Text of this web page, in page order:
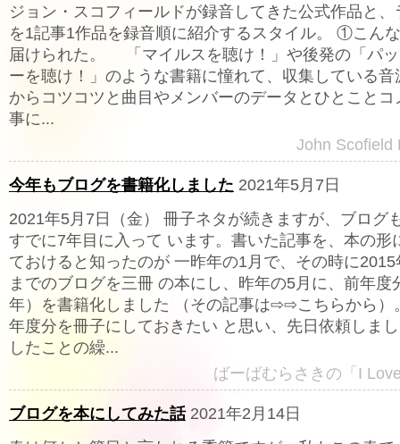
ジョン・スコフィールドが録音してきた公式作品と、
を1記事1作品を録音順に紹介するスタイル。 ①こん
届けられた。 「マイルスを聴け！」や後発の「パ
ーを聴け！」のような書籍に憧れて、収集している音
からコツコツと曲目やメンバーのデータとひとことコ
事に...
John Scofield
今年もブログを書籍化しました 2021年5月7日
2021年5月7日（金） 冊子ネタが続きますが、ブログ
すでに7年目に入って います。書いた記事を、本の形
ておけると知ったのが 一昨年の1月で、その時に
までのブログを三冊 の本にし、昨年の5月に、前年度
年）を書籍化しました （その記事は⇨⇨こちらから）
年度分を冊子にしておきたい と思い、先日依頼しま
したことの繰...
ばーばむらさきの「I
ブログを本にしてみた話 2021年2月14日